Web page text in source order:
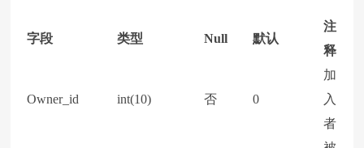
字段 类型 Null 默认
注
释
Owner_id int(10) 否 0
加
入
者